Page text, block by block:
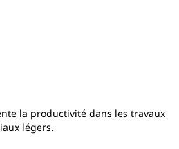
la productivité dans les travaux
légers.